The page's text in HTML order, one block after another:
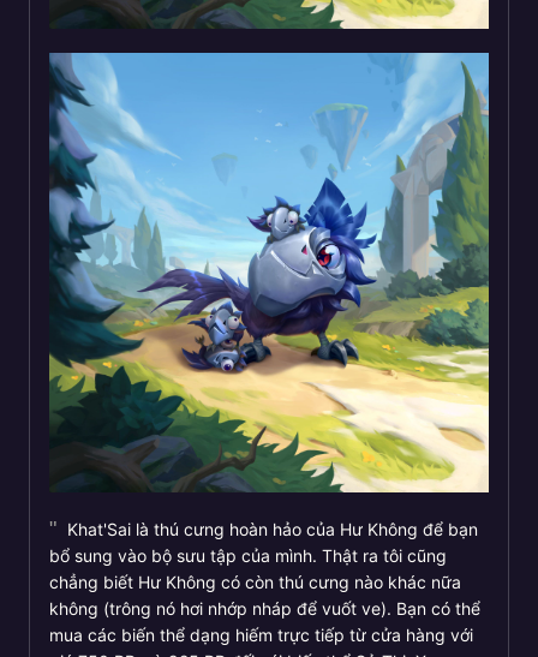
Khat'Sai là thú cưng hoàn hảo của Hư Không để bạn
bổ sung vào bộ sưu tập của mình. Thật ra tôi cũng
chẳng biết Hư Không có còn thú cưng nào khác nữa
không (trông nó hơi nhớp nháp để vuốt ve). Bạn có thể
mua các biến thể dạng hiếm trực tiếp từ cửa hàng với